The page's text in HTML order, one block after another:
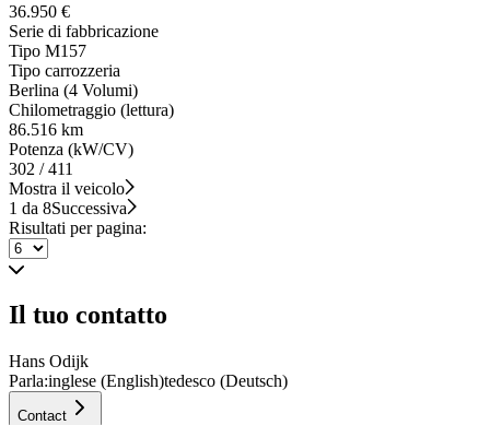
36.950 €
Serie di fabbricazione
Tipo M157
Tipo carrozzeria
Berlina (4 Volumi)
Chilometraggio (lettura)
86.516 km
Potenza (kW/CV)
302 / 411
Mostra il veicolo
1 da 8Successiva
Risultati per pagina:
Il tuo contatto
Hans Odijk
Parla:inglese (English)tedesco (Deutsch)
Contact